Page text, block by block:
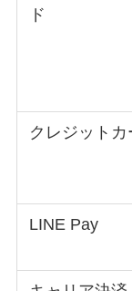
ド
クレジットカ
LINE Pay